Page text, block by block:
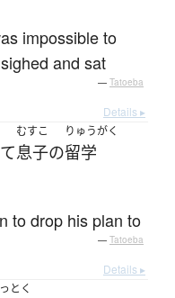
impossible to
and sat
— Tatoeba
Details ▸
むすこ
息子の
りゅうがく
留学
to drop his plan to
— Tatoeba
Details ▸
とく